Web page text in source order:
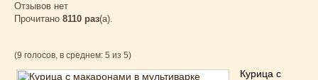
Отзывов нет
Прочитано 8110 раз(a).
(9 голосов, в среднем: 5 из 5)
Курица с